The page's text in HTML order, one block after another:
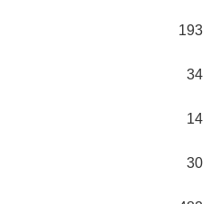
193
34
14
30